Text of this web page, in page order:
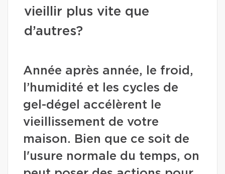
vieillir plus vite que
d’autres?
Année après année, le froid,
l’humidité et les cycles de
gel-dégel accélèrent le
vieillissement de votre
maison. Bien que ce soit de
l'usure normale du temps, on